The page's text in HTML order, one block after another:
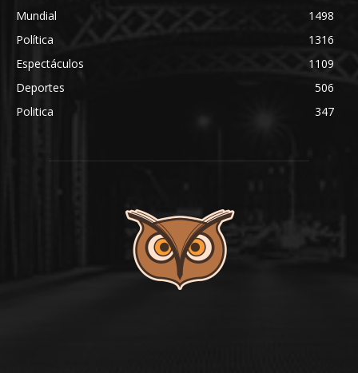
Mundial
1498
Política
1316
Espectáculos
1109
Deportes
506
Politica
347